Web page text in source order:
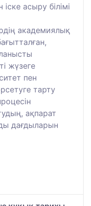
асыру білімі
академиялық
жүзеге
пен
тарту
ақпарат
дағдыларын